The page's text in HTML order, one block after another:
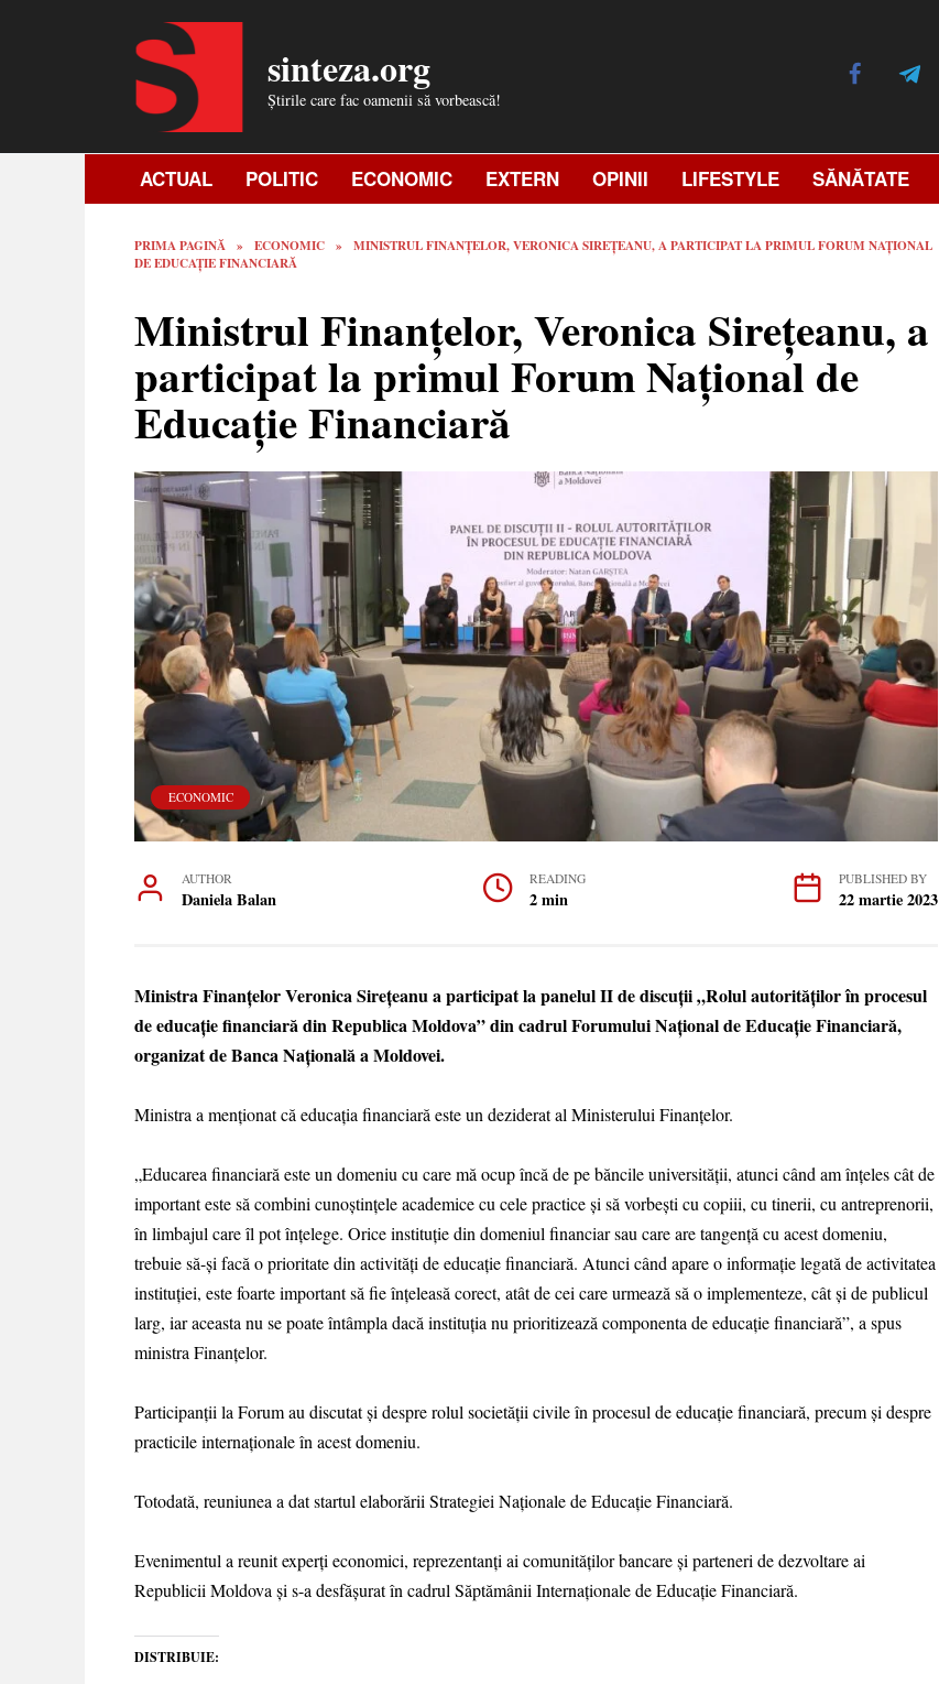
sinteza.org
Știrile care fac oamenii să vorbească!
ACTUAL POLITIC ECONOMIC EXTERN OPINII LIFESTYLE SĂNĂTATE
PRIMA PAGINĂ » ECONOMIC »
MINISTRUL FINANȚELOR, VERONICA SIREȚEANU, A PARTICIPAT LA PRIMUL FORUM NAȚIONAL
DE EDUCAȚIE FINANCIARĂ
Ministrul Finanțelor, Veronica Sirețeanu, a
participat la primul Forum Național de
Educație Financiară
ECONOMIC
AUTHOR
Daniela Balan
READING
2 min
PUBLISHED BY
22 martie 2023
Ministra Finanțelor Veronica Sirețeanu a participat la panelul II de discuții „Rolul autorităților în procesul
de educație financiară din Republica Moldova” din cadrul Forumului Național de Educație Financiară,
organizat de Banca Națională a Moldovei.
Ministra a menționat că educația financiară este un deziderat al Ministerului Finanțelor.
„Educarea financiară este un domeniu cu care mă ocup încă de pe băncile universității, atunci când am înțeles cât de
important este să combini cunoștințele academice cu cele practice și să vorbești cu copiii, cu tinerii, cu antreprenorii,
în limbajul care îl pot înțelege. Orice instituție din domeniul financiar sau care are tangență cu acest domeniu,
trebuie să-și facă o prioritate din activități de educație financiară. Atunci când apare o informație legată de activitatea
instituției, este foarte important să fie înțeleasă corect, atât de cei care urmează să o implementeze, cât și de publicul
larg, iar aceasta nu se poate întâmpla dacă instituția nu prioritizează componenta de educație financiară”, a spus
ministra Finanțelor.
Participanții la Forum au discutat și despre rolul societății civile în procesul de educație financiară, precum și despre
practicile internaționale în acest domeniu.
Totodată, reuniunea a dat startul elaborării Strategiei Naționale de Educație Financiară.
Evenimentul a reunit experți economici, reprezentanți ai comunităților bancare și parteneri de dezvoltare ai
Republicii Moldova și s-a desfășurat în cadrul Săptămânii Internaționale de Educație Financiară.
DISTRIBUIE: